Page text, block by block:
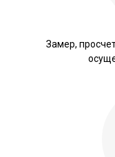
Замер,